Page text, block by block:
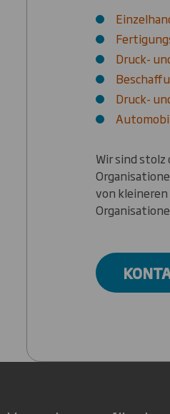
Druck-
Druck-
Wir sind
von